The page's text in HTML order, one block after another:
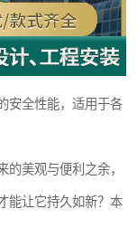
安全性能，适用于各
美观与便利之余，
能让它持久如新？本